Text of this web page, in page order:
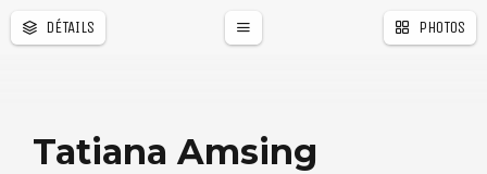
DÉTAILS PHOTOS
Tatiana Amsing